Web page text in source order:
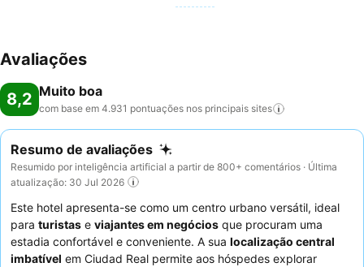
Avaliações
8,2 Muito boa
com base em 4.931 pontuações nos principais sites
Resumo de avaliações
Resumido por inteligência artificial a partir de 800+ comentários · Última
atualização: 30 Jul 2026
Este hotel apresenta-se como um centro urbano versátil, ideal
para turistas e viajantes em negócios que procuram uma
estadia confortável e conveniente. A sua localização central
imbatível em Ciudad Real permite aos hóspedes explorar